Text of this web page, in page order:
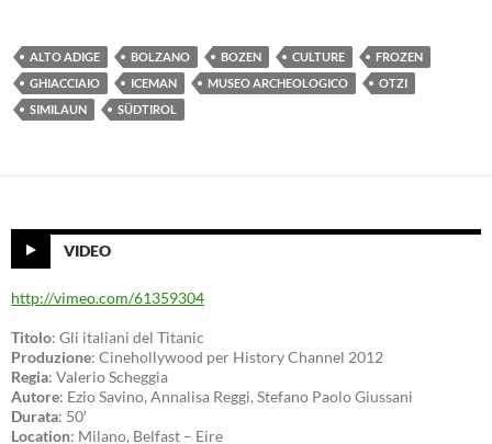
ALTO ADIGE BOLZANO BOZEN CULTURE
FROZEN
GHIACCIAIO
ICEMAN MUSEO ARCHEOLOGICO
OTZI
SIMILAUN
SÜDTIROL
VIDEO
http://vimeo.com/61359304
Titolo: Gli italiani del Titanic
Produzione: Cinehollywood per History Channel 2012
Regia: Valerio Scheggia
Autore: Ezio Savino, Annalisa Reggi, Stefano Paolo Giussani
Durata: 50′
Location: Milano, Belfast – Eire